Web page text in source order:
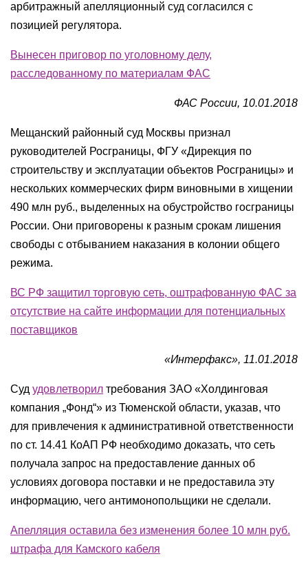
арбитражный апелляционный суд согласился с
позицией регулятора.
Вынесен приговор по уголовному делу,
расследованному по материалам ФАС
ФАС России, 10.01.2018
Мещанский районный суд Москвы признал
руководителей Росграницы, ФГУ «Дирекция по
строительству и эксплуатации объектов Росграницы» и
нескольких коммерческих фирм виновными в хищении
490 млн руб., выделенных на обустройство госграницы
России. Они приговорены к разным срокам лишения
свободы с отбыванием наказания в колонии общего
режима.
ВС РФ защитил торговую сеть, оштрафованную ФАС за
отсутствие на сайте информации для потенциальных
поставщиков
«Интерфакс», 11.01.2018
Суд удовлетворил требования ЗАО «Холдинговая
компания „Фонд“» из Тюменской области, указав, что
для привлечения к административной ответственности
по ст. 14.41 КоАП РФ необходимо доказать, что сеть
получала запрос на предоставление данных об
условиях договора поставки и не предоставила эту
информацию, чего антимонопольщики не сделали.
Апелляция оставила без изменения более 10 млн руб.
штрафа для Камского кабеля